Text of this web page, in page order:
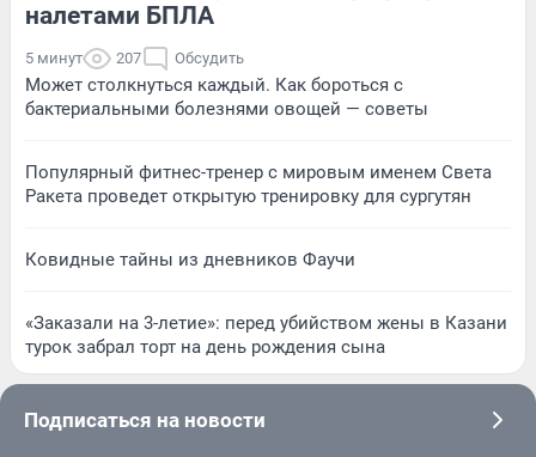
налетами БПЛА
5 минут 207 Обсудить
Может столкнуться каждый. Как бороться с
бактериальными болезнями овощей — советы
Популярный фитнес-тренер с мировым именем Света
Ракета проведет открытую тренировку для сургутян
Ковидные тайны из дневников Фаучи
«Заказали на 3-летие»: перед убийством жены в Казани
турок забрал торт на день рождения сына
Подписаться на новости